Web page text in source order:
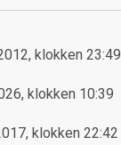
klokken 23:49
klokken 10:39
klokken 22:42